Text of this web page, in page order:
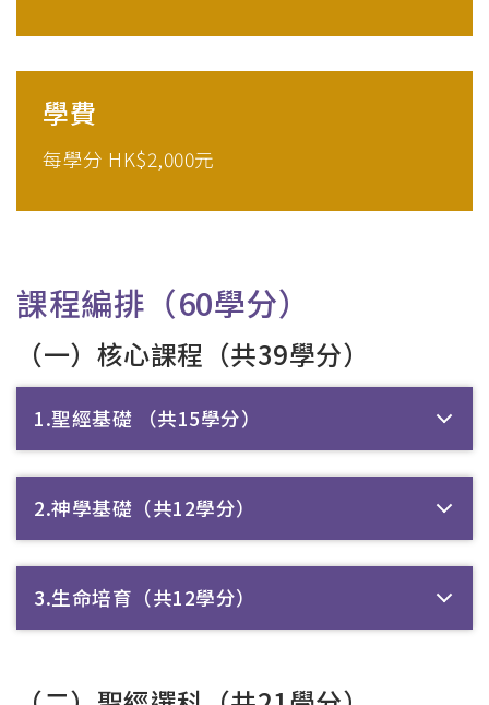
學費
每學分 HK$2,000元
課程編排（60學分）
（一）核心課程（共39學分）
1.聖經基礎 （共15學分）
2.神學基礎（共12學分）
3.生命培育（共12學分）